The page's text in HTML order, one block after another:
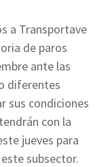
a Transportave
de paros
ante las
diferentes
sus condiciones
con la
jueves para
subsector.